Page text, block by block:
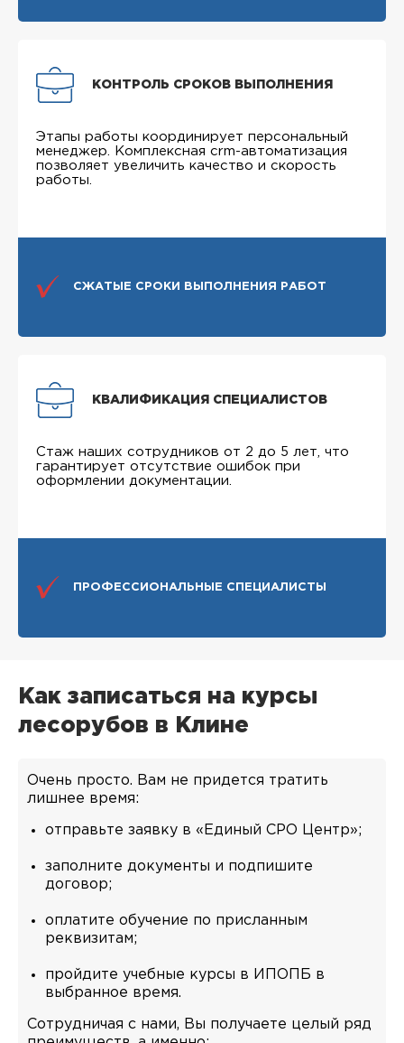
КОНТРОЛЬ СРОКОВ ВЫПОЛНЕНИЯ
Этапы работы координирует персональный
менеджер. Комплексная crm-автоматизация
позволяет увеличить качество и скорость
работы.
СЖАТЫЕ СРОКИ ВЫПОЛНЕНИЯ РАБОТ
КВАЛИФИКАЦИЯ СПЕЦИАЛИСТОВ
Стаж наших сотрудников от 2 до 5 лет, что
гарантирует отсутствие ошибок при
оформлении документации.
ПРОФЕССИОНАЛЬНЫЕ СПЕЦИАЛИСТЫ
Как записаться на курсы
лесорубов в Клине
Очень просто. Вам не придется тратить
лишнее время:
отправьте заявку в «Единый СРО Центр»;
заполните документы и подпишите
договор;
оплатите обучение по присланным
реквизитам;
пройдите учебные курсы в ИПОПБ в
выбранное время.
Сотрудничая с нами, Вы получаете целый ряд